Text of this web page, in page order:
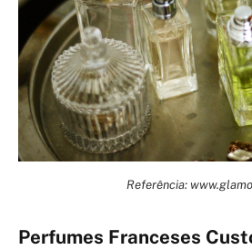
Referência:
Perfumes Franceses